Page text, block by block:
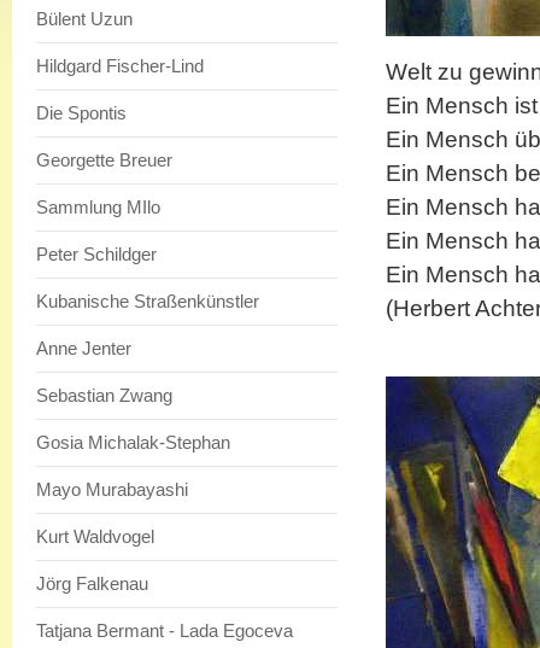
Bülent Uzun
Hildgard Fischer-Lind
Die Spontis
Georgette Breuer
Sammlung MIlo
Peter Schildger
Kubanische Straßenkünstler
Anne Jenter
Sebastian Zwang
Gosia Michalak-Stephan
Mayo Murabayashi
Kurt Waldvogel
Jörg Falkenau
Tatjana Bermant - Lada Egoceva
Welt zu
Ein Mensch
Ein Mensch
Ein Mensch
Ein Mensch
Ein Mensch
Ein Mensch
(Herbert